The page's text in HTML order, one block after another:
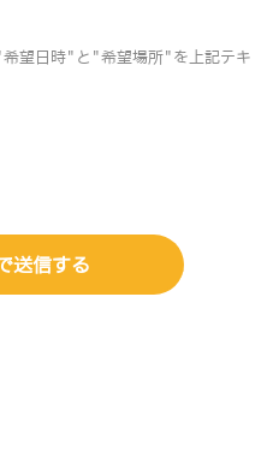
望日時"と"希望場所"を上記テキ